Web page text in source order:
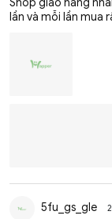
Shop giao hàng
lần và mỗi lần mua
5fu_gs_gle